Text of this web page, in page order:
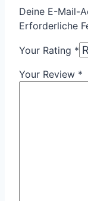
Deine E-Mail-
Erforderliche
Your Rating *
Your Review *